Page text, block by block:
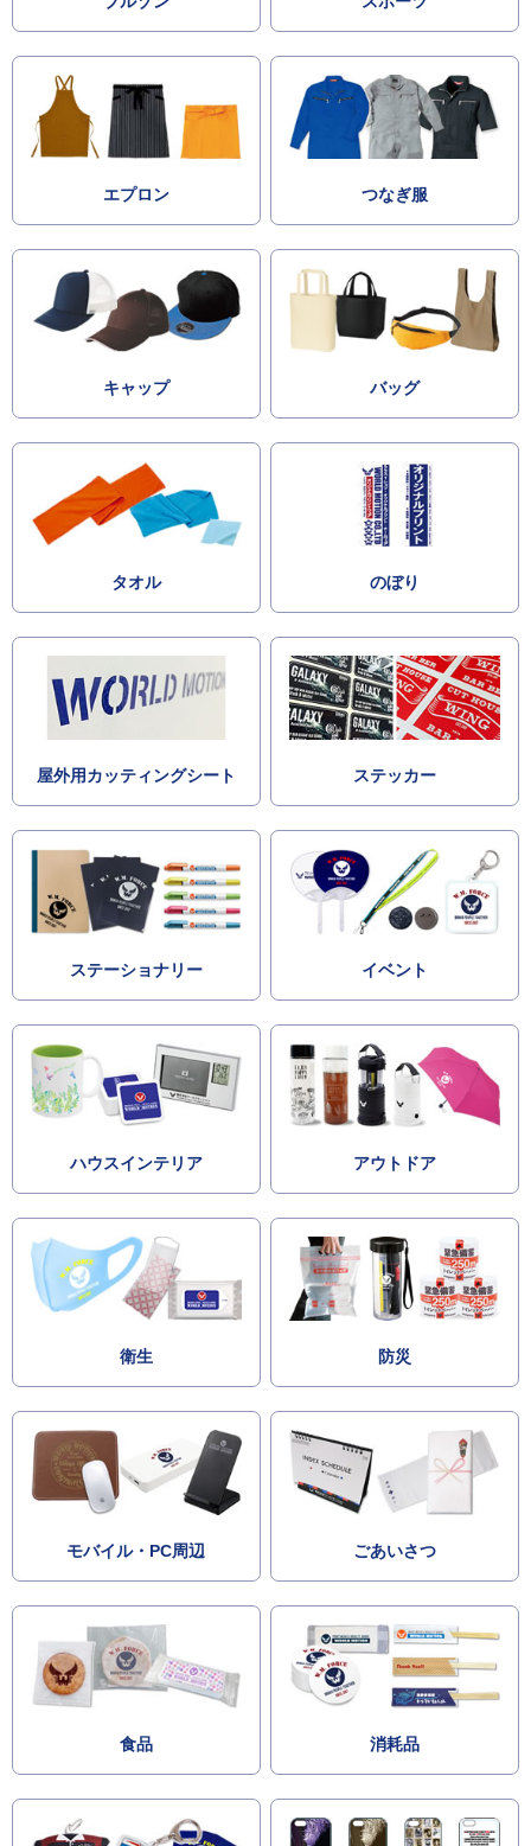
エプロン つなぎ服
キャップ バッグ
タオル のぼり
屋外用カッティングシート ステッカー
ステーショナリー イベント
ハウスインテリア アウトドア
衛生 防災
モバイル・PC周辺 ごあいさつ
食品 消耗品